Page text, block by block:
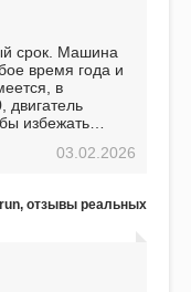
срок. Машина
время года и
в
двигатель
избежать
поломки,
он даже
03.02.2026
отзывы реальных